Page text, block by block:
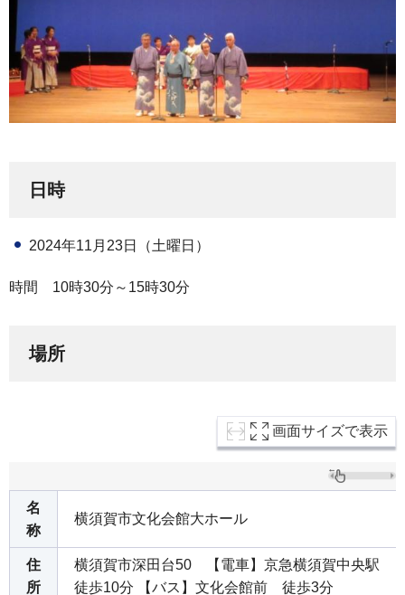
日時
2024年11月23日（土曜日）
時間 10時30分～15時30分
場所
画面サイズで表示
名
称
横須賀市文化会館大ホール
住
所
横須賀市深田台50 【電車】京急横須賀中央駅
徒歩10分 【バス】文化会館前 徒歩3分